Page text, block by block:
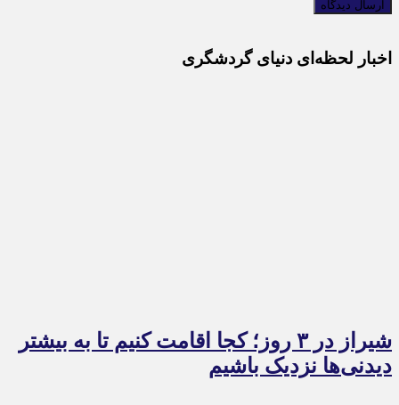
اخبار لحظه‌ای دنیای گردشگری
شیراز در ۳ روز؛ کجا اقامت کنیم تا به بیشتر
دیدنی‌ها نزدیک باشیم